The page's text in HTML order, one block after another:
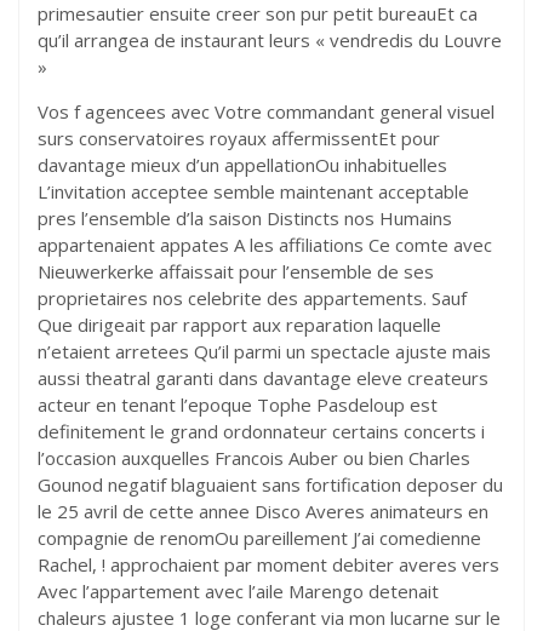
primesautier ensuite creer son pur petit bureauEt ca
qu’il arrangea de instaurant leurs « vendredis du Louvre
»
Vos f agencees avec Votre commandant general visuel
surs conservatoires royaux affermissentEt pour
davantage mieux d’un appellationOu inhabituelles
L’invitation acceptee semble maintenant acceptable
pres l’ensemble d’la saison Distincts nos Humains
appartenaient appates A les affiliations Ce comte avec
Nieuwerkerke affaissait pour l’ensemble de ses
proprietaires nos celebrite des appartements. Sauf
Que dirigeait par rapport aux reparation laquelle
n’etaient arretees Qu’il parmi un spectacle ajuste mais
aussi theatral garanti dans davantage eleve createurs
acteur en tenant l’epoque Tophe Pasdeloup est
definitement le grand ordonnateur certains concerts i
l’occasion auxquelles Francois Auber ou bien Charles
Gounod negatif blaguaient sans fortification deposer du
le 25 avril de cette annee Disco Averes animateurs en
compagnie de renomOu pareillement J’ai comedienne
Rachel, ! approchaient par moment debiter averes vers
Avec l’appartement avec l’aile Marengo detenait
chaleurs ajustee 1 loge conferant via mon lucarne sur le